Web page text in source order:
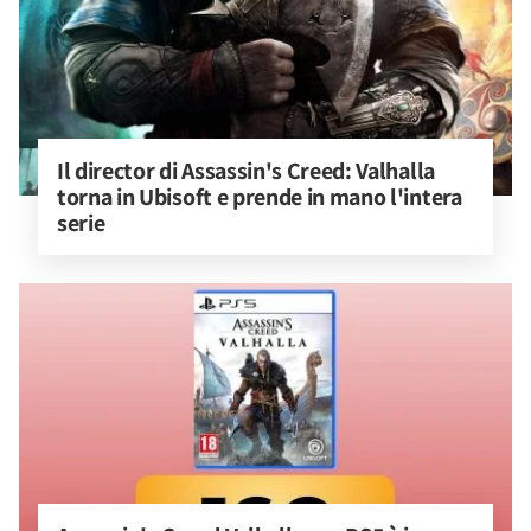
Il director di Assassin's Creed: Valhalla
torna in Ubisoft e prende in mano l'intera
serie